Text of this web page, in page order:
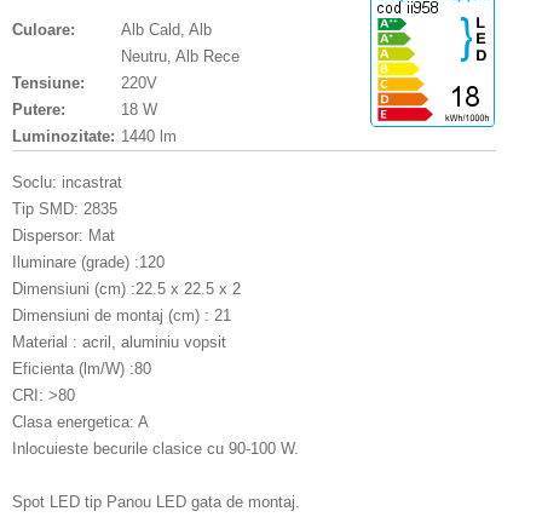
Culoare:
Alb Cald, Alb
Neutru, Alb Rece
Tensiune:
220V
Putere:
18 W
Luminozitate: 1440 lm
Soclu: incastrat
Tip SMD: 2835
Dispersor: Mat
Iluminare (grade) :120
Dimensiuni (cm) :22.5 x 22.5 x 2
Dimensiuni de montaj (cm) : 21
Material : acril, aluminiu vopsit
Eficienta (lm/W) :80
CRI: >80
Clasa energetica: A
Inlocuieste becurile clasice cu 90-100 W.
Spot LED tip Panou LED gata de montaj.